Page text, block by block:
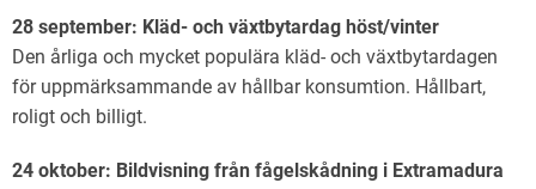
28 september: Kläd- och växtbytardag höst/vinter
Den årliga och mycket populära kläd- och växtbytardagen
för uppmärksammande av hållbar konsumtion. Hållbart,
roligt och billigt.
24 oktober: Bildvisning från fågelskådning i Extramadura